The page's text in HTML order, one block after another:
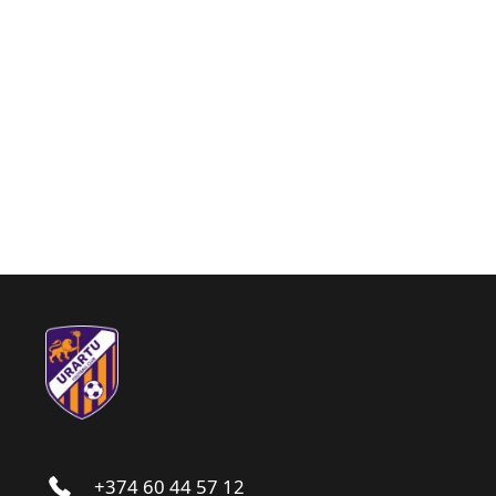
+374 60 44 57 12